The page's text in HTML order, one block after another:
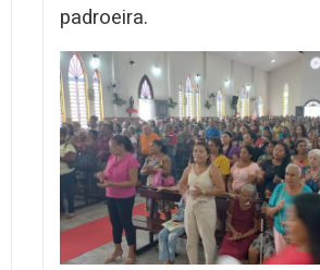
padroeira.